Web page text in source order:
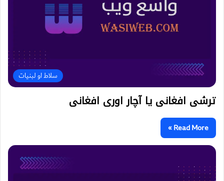
سلاط او لبنیات
ترشی افغانی یا آچار اوری افغانی
Read More »